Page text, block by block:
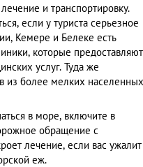
и транспортировку.
если у туриста серьезное
Кемере и Белеке есть
которые предоставляют
услуг. Туда же
из более мелких населенных
в море, включите в
обращение с
лечение, если вас ужалит
еж.